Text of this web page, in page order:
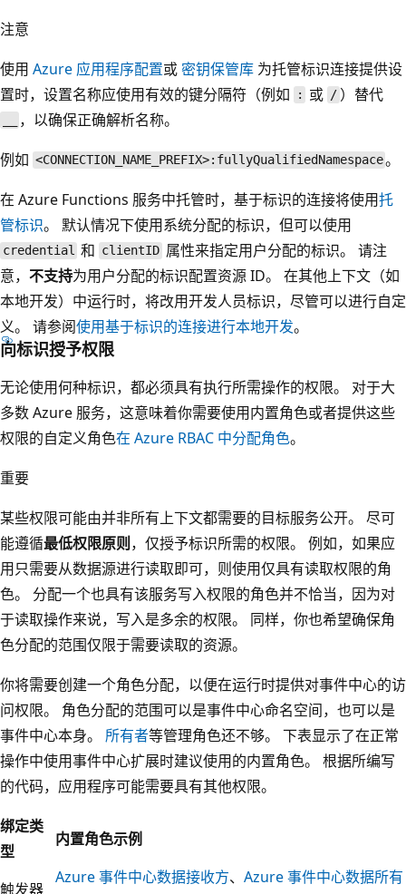
注意
使用 Azure 应用程序配置或 密钥保管库 为托管标识连接提供设
置时，设置名称应使用有效的键分隔符（例如
: 或 /）替代
，以确保正确解析名称。
例如 <CONNECTION_NAME_PREFIX>:fullyQualifiedNamespace。
在 Azure Functions 服务中托管时，基于标识的连接将使用托
管标识。 默认情况下使用系统分配的标识，但可以使用
credential 和 clientID 属性来指定用户分配的标识。 请注
意， 不支持为用户分配的标识配置资源 ID。 在其他上下文（如
本地开发）中运行时，将改用开发人员标识，尽管可以进行自定
义。 请参阅使用基于标识的连接进行本地开发。
向标识授予权限
无论使用何种标识，都必须具有执行所需操作的权限。 对于大
多数 Azure 服务，这意味着你需要使用内置角色或者提供这些
权限的自定义角色在 Azure RBAC 中分配角色。
重要
某些权限可能由并非所有上下文都需要的目标服务公开。 尽可
能遵循最低权限原则，仅授予标识所需的权限。 例如，如果应
用只需要从数据源进行读取即可，则使用仅具有读取权限的角
色。 分配一个也具有该服务写入权限的角色并不恰当，因为对
于读取操作来说，写入是多余的权限。 同样，你也希望确保角
色分配的范围仅限于需要读取的资源。
你将需要创建一个角色分配，以便在运行时提供对事件中心的访
问权限。 角色分配的范围可以是事件中心命名空间，也可以是
事件中心本身。 所有者等管理角色还不够。 下表显示了在正常
操作中使用事件中心扩展时建议使用的内置角色。 根据所编写
的代码，应用程序可能需要具有其他权限。
绑定类
型
内置角色示例
触发器
Azure 事件中心数据接收方、 Azure 事件中心数据所有